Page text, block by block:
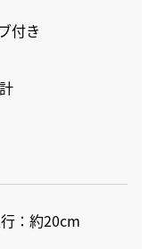
付き
：約20cm